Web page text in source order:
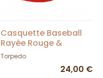
Casquette Baseball
Rayée Rouge &
Blanche - Torpedo
Torpedo
24,00 €